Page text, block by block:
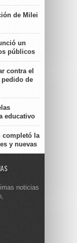
de Milei
un
públicos
contra el
de
educativo
completó la
y nuevas
noticias